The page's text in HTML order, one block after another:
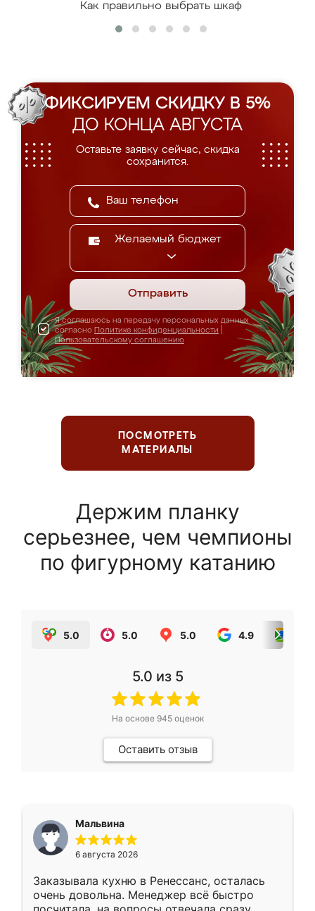
Как правильно выбрать шкаф
ФИКСИРУЕМ СКИДКУ В 5%
ДО КОНЦА АВГУСТА
Оставьте заявку сейчас, скидка
сохранится.
Желаемый бюджет
Отправить
Я соглашаюсь на передачу персональных данных
согласно Политике конфиденциальности
Пользовательскому соглашению
ПОСМОТРЕТЬ
МАТЕРИАЛЫ
Держим планку
серьезнее, чем чемпионы
по фигурному катанию
5.0 5.0 5.0 4.9
5.0 из 5
На основе 945оценок
Оставить отзыв
Мальвина
6 августа 2026
Заказывала кухню в Ренессанс, осталась
очень довольна. Менеджер всё быстро